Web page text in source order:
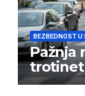
BEZBEDNOST
Pažnja
trotinet